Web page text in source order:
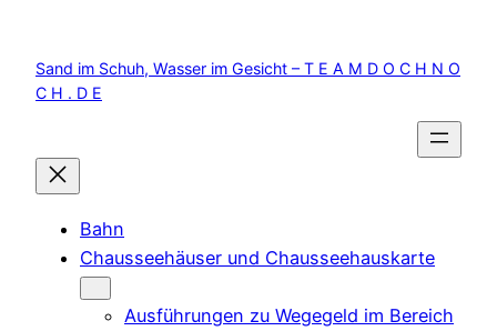
springen
Sand im Schuh, Wasser im Gesicht – T E A M D O C H N O
C H . D E
Bahn
Chausseehäuser und Chausseehauskarte
Ausführungen zu Wegegeld im Bereich